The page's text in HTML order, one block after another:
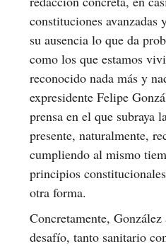
constituciones avanzadas
su ausencia lo que da
como los que estamos
reconocido nada más y
expresidente Felipe
prensa en el que subraya
presente, naturalmente,
cumpliendo al mismo
principios
otra forma.
Concretamente,
desafío, tanto sanitario